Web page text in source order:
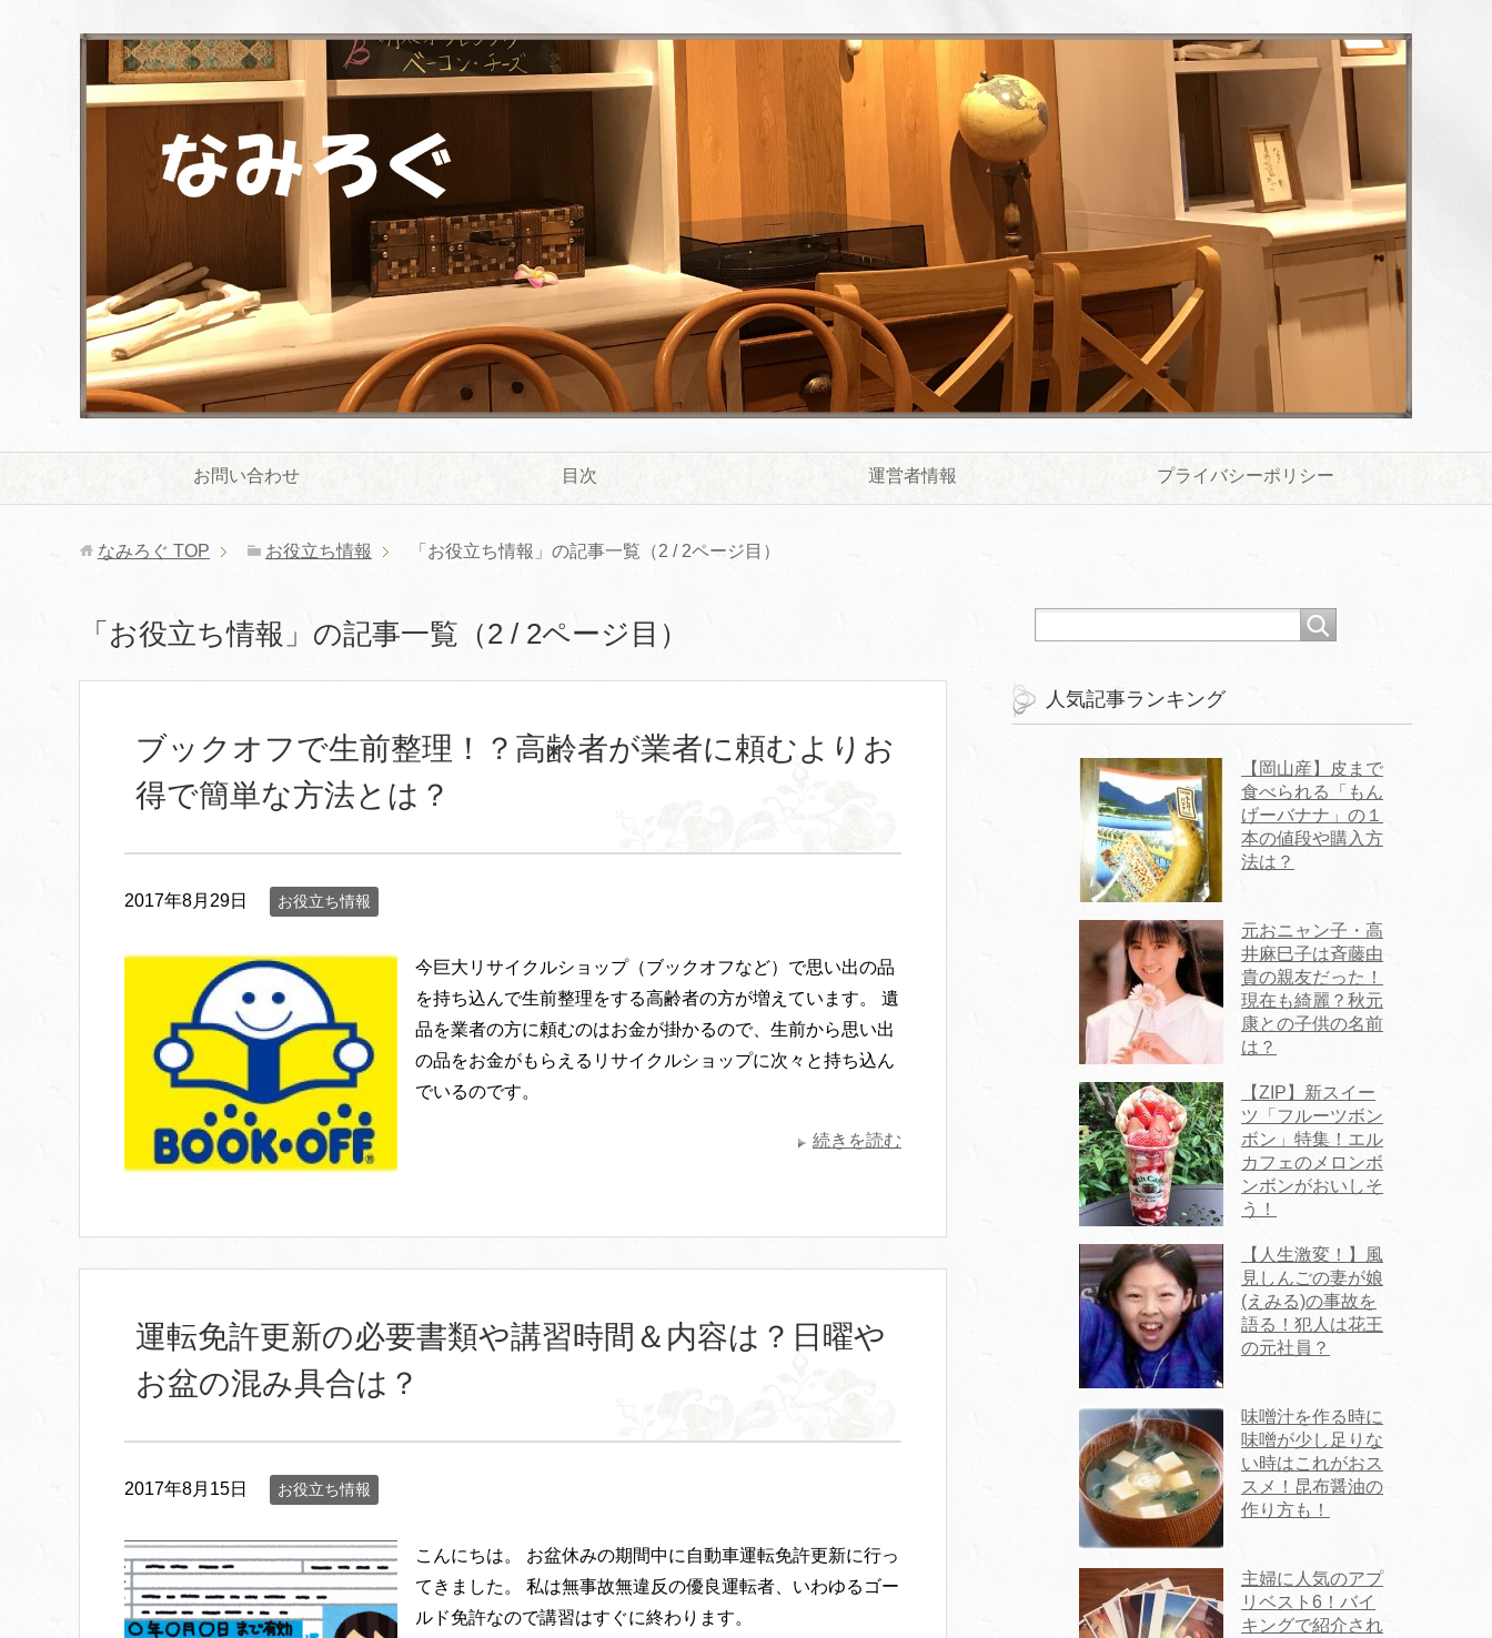
お問い合わせ 目次 運営者情報 プライバシーポリシー
なみろぐ TOP お役立ち情報 「お役立ち情報」の記事一覧（2 / 2ページ目）
「お役立ち情報」の記事一覧（2 / 2ページ目）
ブックオフで生前整理！？高齢者が業者に頼むよりお
得で簡単な方法とは？
2017年8月29日 お役立ち情報
今巨大リサイクルショップ（ブックオフなど）で思い出の品
を持ち込んで生前整理をする高齢者の方が増えています。 遺
品を業者の方に頼むのはお金が掛かるので、生前から思い出
の品をお金がもらえるリサイクルショップに次々と持ち込ん
でいるのです。
続きを読む
運転免許更新の必要書類や講習時間＆内容は？日曜や
お盆の混み具合は？
2017年8月15日 お役立ち情報
こんにちは。 お盆休みの期間中に自動車運転免許更新に行っ
てきました。 私は無事故無違反の優良運転者、いわゆるゴー
ルド免許なので講習はすぐに終わります。
人気記事ランキング
【岡山産】皮まで
食べられる「もん
げーバナナ」の１
本の値段や購入方
法は？
元おニャン子・高
井麻巳子は斉藤由
貴の親友だった！
現在も綺麗？秋元
康との子供の名前
は？
【ZIP】新スイー
ツ「フルーツボン
ボン」特集！エル
カフェのメロンボ
ンボンがおいしそ
う！
【人生激変！】風
見しんごの妻が娘
(えみる)の事故を
語る！犯人は花王
の元社員？
味噌汁を作る時に
味噌が少し足りな
い時はこれがおス
スメ！昆布醤油の
作り方も！
主婦に人気のアプ
リベスト6！バイ
キングで紹介され